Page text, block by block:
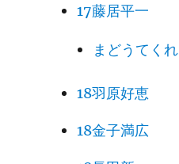
17藤居平一
まどうてくれ
18羽原好恵
18金子満広